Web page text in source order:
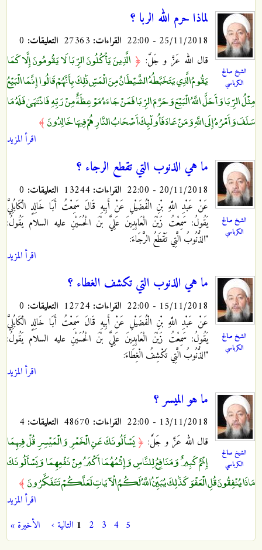
الشيخ صالح
الكرباسي
لماذا حرم الله الربا ؟
25/11/2018 - 22:00 القراءات: التعليقات:
قال الله عَزَّ و جَلَّ: ﴿ الَّذِينَ يَأْكُلُونَ الرِّبَا لَا يَقُومُونَ إِلَّا كَمَا
يَقُومُ الَّذِي يَتَخَبَّطُهُ الشَّيْطَانُ مِنَ الْمَسِّ ذَٰلِكَ بِأَنَّهُمْ قَالُوا إِنَّمَا الْبَيْعُ
مِثْلُ الرِّبَا وَأَحَلَّ اللَّهُ الْبَيْعَ وَحَرَّمَ الرِّبَا فَمَنْ جَاءَهُ مَوْعِظَةٌ مِنْ رَبِّهِ فَانْتَهَىٰ فَلَهُ مَا
سَلَفَ وَأَمْرُهُ إِلَى اللَّهِ وَمَنْ عَادَ فَأُولَٰئِكَ أَصْحَابُ النَّارِ هُمْ فِيهَا خَالِدُونَ ﴾
اقرأ المزيد
الشيخ صالح
الكرباسي
ما هي الذنوب التي تقطع الرجاء ؟
20/11/2018 - 22:00 القراءات: التعليقات:
عَنْ عَبْدِ اللَّهِ بْنِ الْفُضَيْلِ عَنْ أَبِيهِ قَالَ سَمِعْتُ أَبَا خَالِدٍ الْكَابُلِيَّ
يَقُولُ: سَمِعْتُ زَيْنَ الْعَابِدِينَ عَلِيَّ بْنَ الْحُسَيْنِ عليه السلام يَقُولُ‏:
"الذُّنُوبُ الَّتِي تَقْطَعُ الرَّجَاءَ:
اقرأ المزيد
الشيخ صالح
الكرباسي
ما هي الذنوب التي تكشف الغطاء ؟
15/11/2018 - 22:00 القراءات: التعليقات:
عَنْ عَبْدِ اللَّهِ بْنِ الْفُضَيْلِ عَنْ أَبِيهِ قَالَ سَمِعْتُ أَبَا خَالِدٍ الْكَابُلِيَّ
يَقُولُ: سَمِعْتُ زَيْنَ الْعَابِدِينَ عَلِيَّ بْنَ الْحُسَيْنِ عليه السلام يَقُولُ‏:
"الذُّنُوبُ الَّتِي تَكْشِفُ الْغِطَاءَ:
اقرأ المزيد
الشيخ صالح
الكرباسي
ما هو الميسر ؟
13/11/2018 - 22:00 القراءات: التعليقات:
قال الله عَزَّ و جَلَّ: ﴿يَسْأَلُونَكَ عَنِ الْخَمْرِ وَالْمَيْسِرِ قُلْ فِيهِمَا
إِثْمٌ كَبِيرٌ وَمَنَافِعُ لِلنَّاسِ وَإِثْمُهُمَا أَكْبَرُ مِنْ نَفْعِهِمَا وَيَسْأَلُونَكَ
مَاذَا يُنْفِقُونَ قُلِ الْعَفْوَ كَذَٰلِكَ يُبَيِّنُ اللَّهُ لَكُمُ الْآيَاتِ لَعَلَّكُمْ تَتَفَكَّرُونَ ﴾
اقرأ المزيد
الصفحات 1 2 3 4 5 التالية › الأخيرة »